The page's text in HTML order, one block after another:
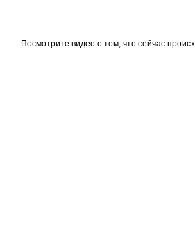
Посмотрите видео о том, что сейчас